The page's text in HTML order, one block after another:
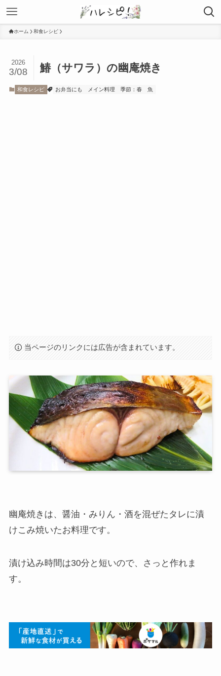
ホーム 和食レシピ
鰆（サワラ）の幽庵焼き
2026
3/08
和食レシピ お弁当にも メイン料理 季節：春 魚
当ページのリンクには広告が含まれています。
幽庵焼きは、醤油・みりん・酒を混ぜたタレに漬
けこみ焼いたお料理です。
漬け込み時間は30分と短いので、さっと作れま
す。